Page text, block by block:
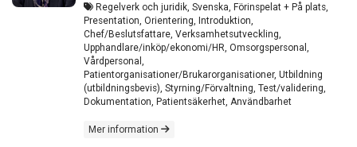
Regelverk och juridik, Svenska, Förinspelat + På plats,
Presentation, Orientering, Introduktion,
Chef/Beslutsfattare, Verksamhetsutveckling,
Upphandlare/inköp/ekonomi/HR, Omsorgspersonal,
Vårdpersonal,
Patientorganisationer/Brukarorganisationer, Utbildning
(utbildningsbevis), Styrning/Förvaltning, Test/validering,
Dokumentation, Patientsäkerhet, Användbarhet
Mer information